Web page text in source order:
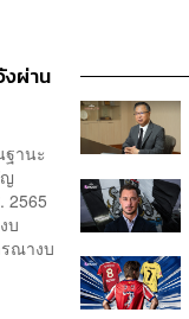
งผ่าน
านะ
2565
บ
ณางบ